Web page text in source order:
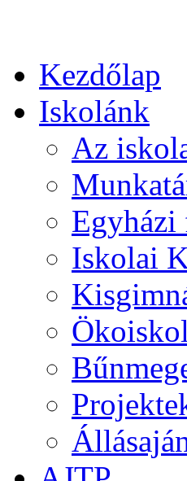
Kezdőlap
Iskolánk
Az
Egyházi
Iskolai